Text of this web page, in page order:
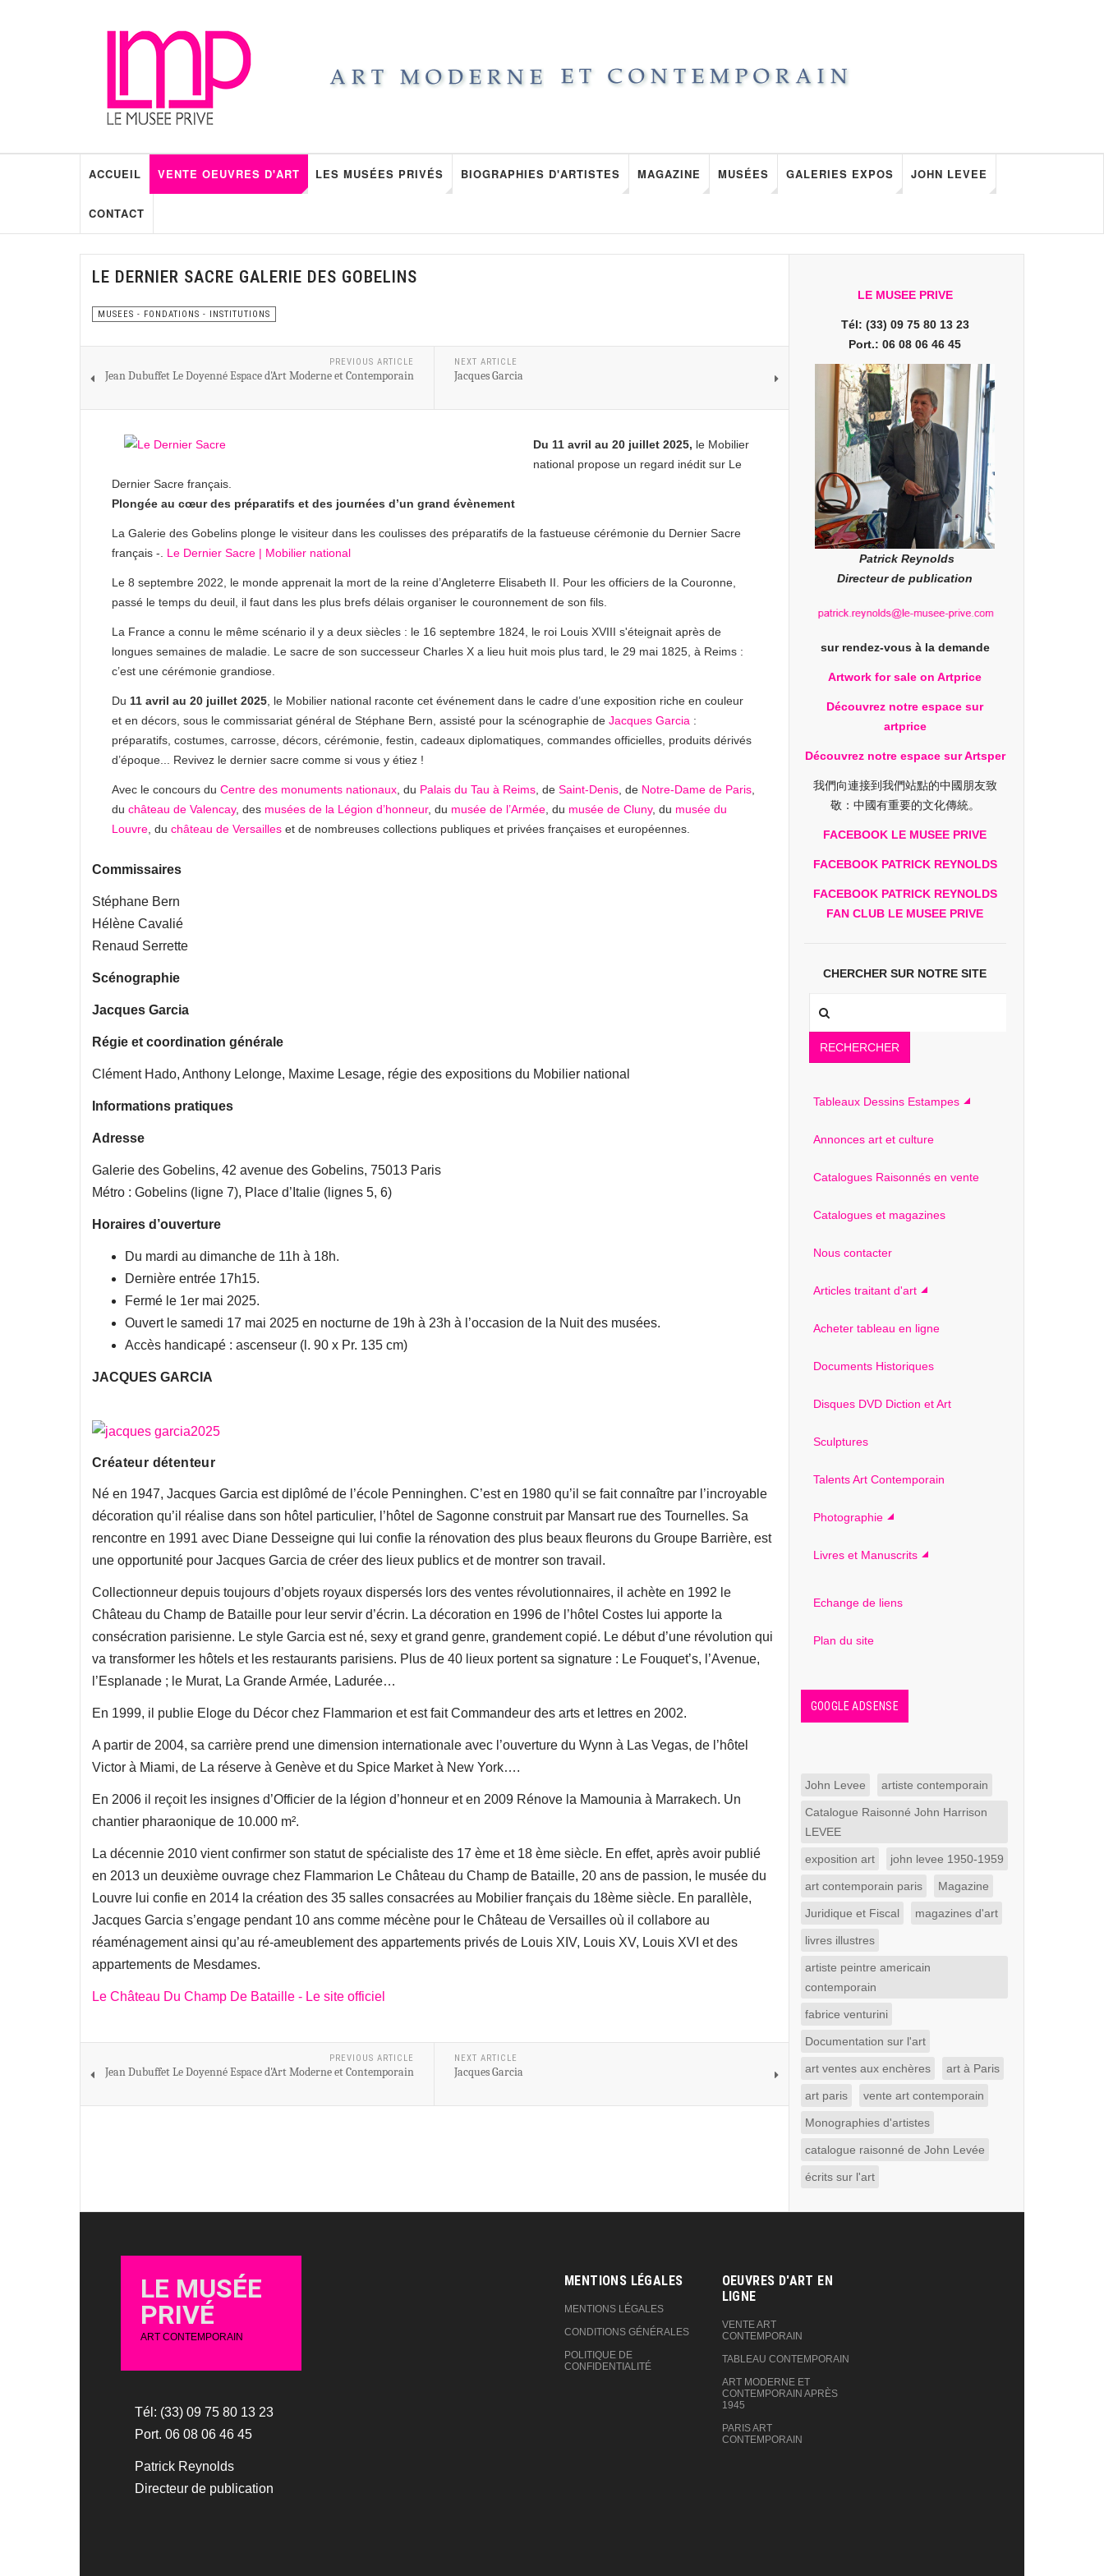
ACCUEIL VENTE OEUVRES D'ART LES MUSÉES PRIVÉS BIOGRAPHIES D'ARTISTES MAGAZINE MUSÉES GALERIES EXPOS JOHN LEVEE
CONTACT
LE DERNIER SACRE GALERIE DES GOBELINS
MUSEES - FONDATIONS - INSTITUTIONS
PREVIOUS ARTICLE
Jean Dubuffet Le Doyenné Espace d'Art Moderne et Contemporain
NEXT ARTICLE
Jacques Garcia
Du 11 avril au 20 juillet 2025, le Mobilier
national propose un regard inédit sur Le
Dernier Sacre français.
Plongée au cœur des préparatifs et des journées d’un grand évènement
La Galerie des Gobelins plonge le visiteur dans les coulisses des préparatifs de la fastueuse cérémonie du Dernier Sacre
français -. Le Dernier Sacre | Mobilier national
Le 8 septembre 2022, le monde apprenait la mort de la reine d’Angleterre Elisabeth II. Pour les officiers de la Couronne,
passé le temps du deuil, il faut dans les plus brefs délais organiser le couronnement de son fils.
La France a connu le même scénario il y a deux siècles : le 16 septembre 1824, le roi Louis XVIII s'éteignait après de
longues semaines de maladie. Le sacre de son successeur Charles X a lieu huit mois plus tard, le 29 mai 1825, à Reims :
c’est une cérémonie grandiose.
Du 11 avril au 20 juillet 2025 , le Mobilier national raconte cet événement dans le cadre d’une exposition riche en couleur
et en décors, sous le commissariat général de Stéphane Bern, assisté pour la scénographie de Jacques Garcia :
préparatifs, costumes, carrosse, décors, cérémonie, festin, cadeaux diplomatiques, commandes officielles, produits dérivés
d’époque... Revivez le dernier sacre comme si vous y étiez !
Avec le concours du Centre des monuments nationaux , du Palais du Tau à Reims , de Saint-Denis , de Notre-Dame de Paris
du château de Valencay, des musées de la Légion d’honneur, du musée de l’Armée , du musée de Cluny, du musée du
Louvre , du château de Versailles et de nombreuses collections publiques et privées françaises et européennes.
Commissaires
Stéphane Bern
Hélène Cavalié
Renaud Serrette
Scénographie
Jacques Garcia
Régie et coordination générale
Clément Hado, Anthony Lelonge, Maxime Lesage, régie des expositions du Mobilier national
Informations pratiques
Adresse
Galerie des Gobelins, 42 avenue des Gobelins, 75013 Paris
Métro : Gobelins (ligne 7), Place d’Italie (lignes 5, 6)
Horaires d’ouverture
Du mardi au dimanche de 11h à 18h.
Dernière entrée 17h15.
Fermé le 1er mai 2025.
Ouvert le samedi 17 mai 2025 en nocturne de 19h à 23h à l’occasion de la Nuit des musées.
Accès handicapé : ascenseur (l. 90 x Pr. 135 cm)
JACQUES GARCIA
Créateur détenteur
Né en 1947, Jacques Garcia est diplômé de l’école Penninghen. C’est en 1980 qu’il se fait connaître par l’incroyable
décoration qu’il réalise dans son hôtel particulier, l’hôtel de Sagonne construit par Mansart rue des Tournelles. Sa
rencontre en 1991 avec Diane Desseigne qui lui confie la rénovation des plus beaux fleurons du Groupe Barrière, est
une opportunité pour Jacques Garcia de créer des lieux publics et de montrer son travail.
Collectionneur depuis toujours d’objets royaux dispersés lors des ventes révolutionnaires, il achète en 1992 le
Château du Champ de Bataille pour leur servir d’écrin. La décoration en 1996 de l’hôtel Costes lui apporte la
consécration parisienne. Le style Garcia est né, sexy et grand genre, grandement copié. Le début d’une révolution qui
va transformer les hôtels et les restaurants parisiens. Plus de 40 lieux portent sa signature : Le Fouquet’s, l’Avenue,
l’Esplanade ; le Murat, La Grande Armée, Ladurée…
En 1999, il publie Eloge du Décor chez Flammarion et est fait Commandeur des arts et lettres en 2002.
A partir de 2004, sa carrière prend une dimension internationale avec l’ouverture du Wynn à Las Vegas, de l’hôtel
Victor à Miami, de La réserve à Genève et du Spice Market à New York….
En 2006 il reçoit les insignes d’Officier de la légion d’honneur et en 2009 Rénove la Mamounia à Marrakech. Un
chantier pharaonique de 10.000 m².
La décennie 2010 vient confirmer son statut de spécialiste des 17 ème et 18 ème siècle. En effet, après avoir publié
en 2013 un deuxième ouvrage chez Flammarion Le Château du Champ de Bataille, 20 ans de passion, le musée du
Louvre lui confie en 2014 la création des 35 salles consacrées au Mobilier français du 18ème siècle. En parallèle,
Jacques Garcia s’engage pendant 10 ans comme mécène pour le Château de Versailles où il collabore au
réaménagement ainsi qu’au ré-ameublement des appartements privés de Louis XIV, Louis XV, Louis XVI et des
appartements de Mesdames.
Le Château Du Champ De Bataille - Le site officiel
PREVIOUS ARTICLE
Jean Dubuffet Le Doyenné Espace d'Art Moderne et Contemporain
NEXT ARTICLE
Jacques Garcia
LE MUSEE PRIVE
Tél: (33) 09 75 80 13 23
Port.: 06 08 06 46 45
Patrick Reynolds
Directeur de publication
sur rendez-vous à la demande
Artwork for sale on Artprice
Découvrez notre espace sur
artprice
Découvrez notre espace sur Artsper
我們向連接到我們站點的中國朋友致
敬：中國有重要的文化傳統。
FACEBOOK LE MUSEE PRIVE
FACEBOOK PATRICK REYNOLDS
FACEBOOK PATRICK REYNOLDS
FAN CLUB LE MUSEE PRIVE
CHERCHER SUR NOTRE SITE
RECHERCHER
Tableaux Dessins Estampes
Annonces art et culture
Catalogues Raisonnés en vente
Catalogues et magazines
Nous contacter
Articles traitant d'art
Acheter tableau en ligne
Documents Historiques
Disques DVD Diction et Art
Sculptures
Talents Art Contemporain
Photographie
Livres et Manuscrits
Echange de liens
Plan du site
GOOGLE ADSENSE
John Levee artiste contemporain
Catalogue Raisonné John Harrison
LEVEE
exposition art john levee 1950-1959
art contemporain paris Magazine
Juridique et Fiscal magazines d'art
livres illustres
artiste peintre americain
contemporain
fabrice venturini
Documentation sur l'art
art ventes aux enchères art à Paris
art paris vente art contemporain
Monographies d'artistes
catalogue raisonné de John Levée
écrits sur l'art
LE MUSÉE
PRIVÉ
ART CONTEMPORAIN
Tél: (33) 09 75 80 13 23
Port. 06 08 06 46 45
Patrick Reynolds
Directeur de publication
MENTIONS LÉGALES
MENTIONS LÉGALES
CONDITIONS GÉNÉRALES
POLITIQUE DE
CONFIDENTIALITÉ
OEUVRES D'ART EN
LIGNE‎
VENTE ART
CONTEMPORAIN
TABLEAU CONTEMPORAIN
ART MODERNE ET
CONTEMPORAIN APRÈS
1945
PARIS ART
CONTEMPORAIN